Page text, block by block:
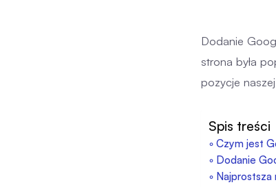
Dodanie
strona była
pozycje
Spis treści
Czym jest
Dodanie